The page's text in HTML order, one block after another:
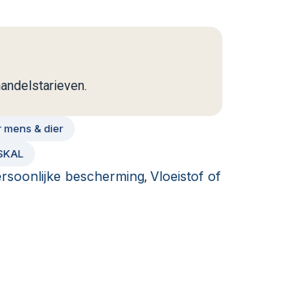
mens & dier
bescherming, Vloeistof of